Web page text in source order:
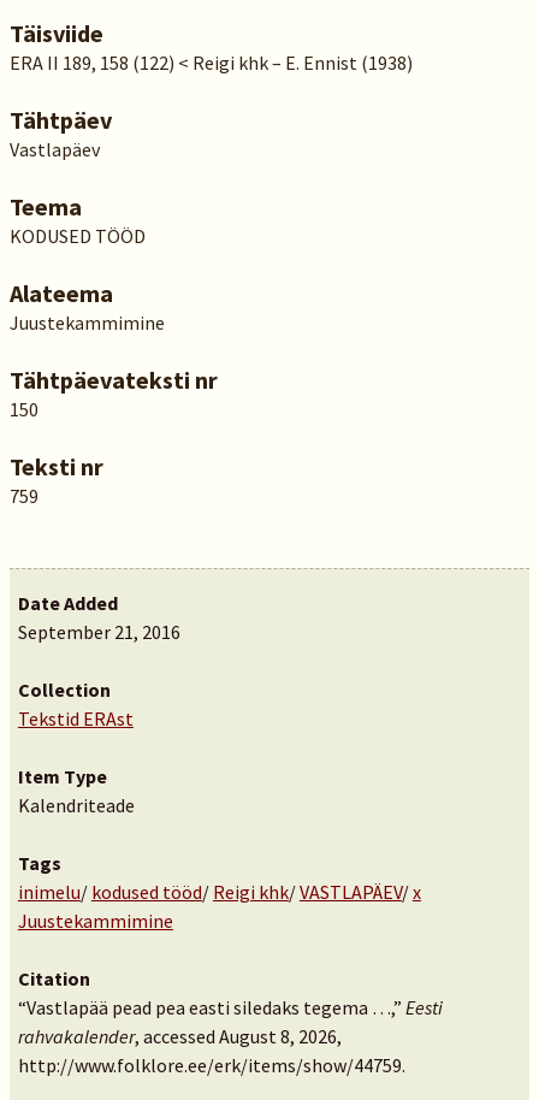
Täisviide
ERA II 189, 158 (122) < Reigi khk – E. Ennist (1938)
Tähtpäev
Vastlapäev
Teema
KODUSED TÖÖD
Alateema
Juustekammimine
Tähtpäevateksti nr
150
Teksti nr
759
Date Added
September 21, 2016
Collection
Tekstid ERAst
Item Type
Kalendriteade
Tags
inimelu/ kodused tööd/ Reigi khk/VASTLAPÄEV/x
Juustekammimine
Citation
“Vastlapää pead pea easti siledaks tegema …,” Eesti
rahvakalender, accessed August 8, 2026,
http://www.folklore.ee/erk/items/show/44759.